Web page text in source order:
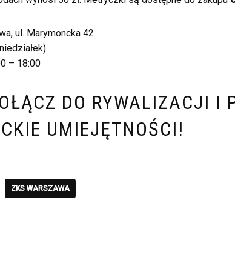
ul. Marymoncka 42
– 18:00
DO RYWALIZACJI I
UMIEJĘTNOŚCI!
ZKS WARSZAWA